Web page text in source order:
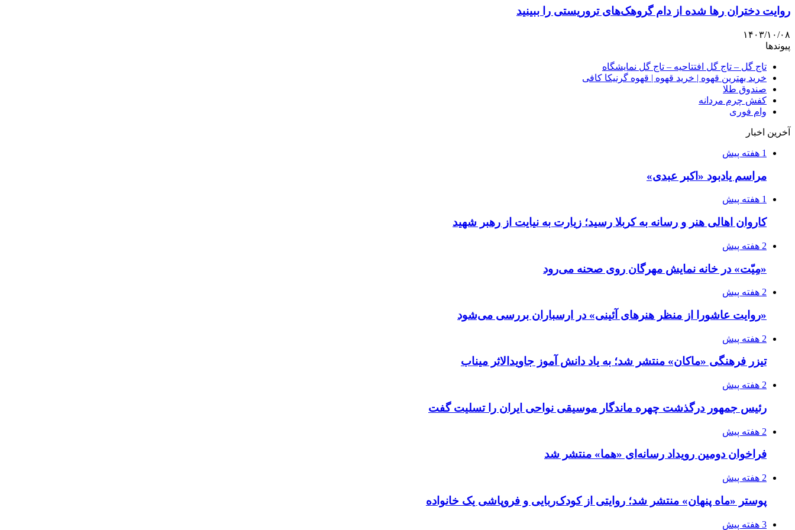
روایت دختران رها شده از دام گروهک‌های تروریستی را ببینید
۱۴۰۳/۱۰/۰۸
پیوندها
تاج گل – تاج گل افتتاحیه – تاج گل نمایشگاه
خرید بهترین قهوه | خرید قهوه | قهوه گرنیکا کافی
صندوق طلا
کفش چرم مردانه
وام فوری
آخرین اخبار
1 هفته پیش
مراسم یادبود «اکبر عبدی»
1 هفته پیش
کاروان اهالی هنر و رسانه به کربلا رسید؛ زیارت به نیایت از رهبر شهید
2 هفته پیش
«مِیّت» در خانه نمایش مهرگان روی صحنه می‌رود
2 هفته پیش
«روایت عاشورا از منظر هنرهای آئینی» در ارسباران بررسی می‌شود
2 هفته پیش
تیزر فرهنگی «ماکان» منتشر شد؛ به یاد دانش آموز جاویدالاثر میناب
2 هفته پیش
رئیس جمهور درگذشت چهره ماندگار موسیقی نواحی ایران را تسلیت گفت
2 هفته پیش
فراخوان دومین رویداد رسانه‌ای «هما» منتشر شد
2 هفته پیش
پوستر «ماه پنهان» منتشر شد؛ روایتی از کودک‌ربایی و فروپاشی یک خانواده
3 هفته پیش